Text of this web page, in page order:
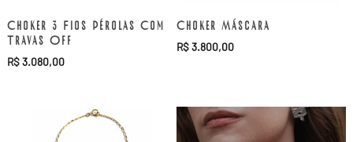
Choker 3 Fios Pérolas Com
Travas Off
R$3.080,00
Choker Máscara
R$3.800,00